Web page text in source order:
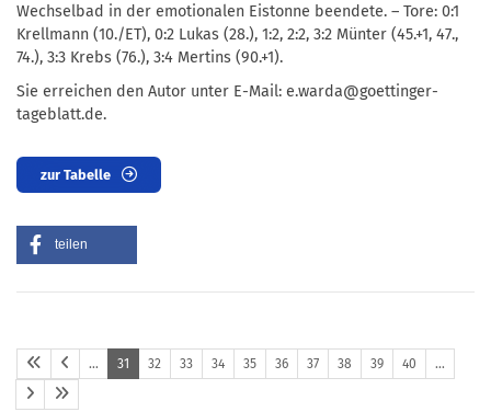
Wechselbad in der emotionalen Eistonne beendete. – Tore: 0:1
Krellmann (10./ET), 0:2 Lukas (28.), 1:2, 2:2, 3:2 Münter (45.+1, 47.,
74.), 3:3 Krebs (76.), 3:4 Mertins (90.+1).
Sie erreichen den Autor unter E-Mail: e.warda@goettinger-
tageblatt.de.
zur Tabelle
teilen
… 31 32 33 34 35 36 37 38 39 40 …